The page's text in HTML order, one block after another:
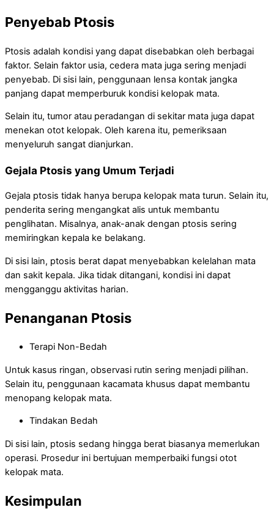
Penyebab Ptosis
Ptosis adalah kondisi yang dapat disebabkan oleh berbagai
faktor. Selain faktor usia, cedera mata juga sering menjadi
penyebab. Di sisi lain, penggunaan lensa kontak jangka
panjang dapat memperburuk kondisi kelopak mata.
Selain itu, tumor atau peradangan di sekitar mata juga dapat
menekan otot kelopak. Oleh karena itu, pemeriksaan
menyeluruh sangat dianjurkan.
Gejala Ptosis yang Umum Terjadi
Gejala ptosis tidak hanya berupa kelopak mata turun. Selain itu,
penderita sering mengangkat alis untuk membantu
penglihatan. Misalnya, anak-anak dengan ptosis sering
memiringkan kepala ke belakang.
Di sisi lain, ptosis berat dapat menyebabkan kelelahan mata
dan sakit kepala. Jika tidak ditangani, kondisi ini dapat
mengganggu aktivitas harian.
Penanganan Ptosis
Terapi Non-Bedah
Untuk kasus ringan, observasi rutin sering menjadi pilihan.
Selain itu, penggunaan kacamata khusus dapat membantu
menopang kelopak mata.
Tindakan Bedah
Di sisi lain, ptosis sedang hingga berat biasanya memerlukan
operasi. Prosedur ini bertujuan memperbaiki fungsi otot
kelopak mata.
Kesimpulan